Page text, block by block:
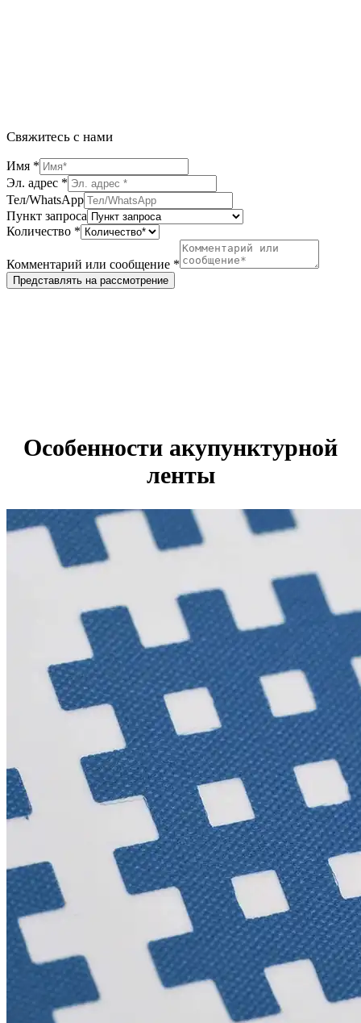
Свяжитесь с нами
Имя *
Эл. адрес *
Тел/WhatsApp
Пункт запроса
Количество *
Комментарий или сообщение *
Представлять на рассмотрение
Особенности акупунктурной
ленты